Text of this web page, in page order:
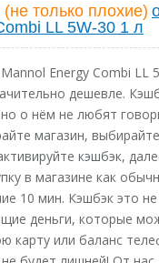
только плохие)
LL 5W-30 1 л
Energy Combi LL
дешевле.
о нём не любят
магазин,
кэшбэк,
в магазине как
10 мин. Кэшбэк это
деньги, которые
карту или баланс